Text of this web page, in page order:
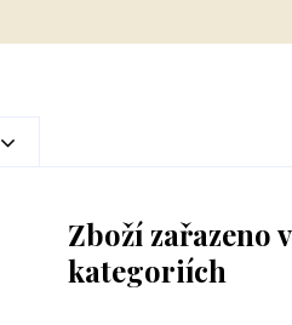
Zboží zařazeno v
kategoriích